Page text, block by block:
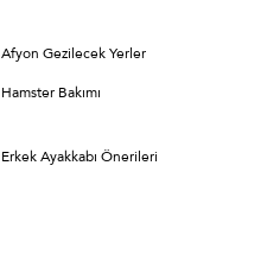
Afyon Gezilecek Yerler
Hamster Bakımı
Erkek Ayakkabı Önerileri